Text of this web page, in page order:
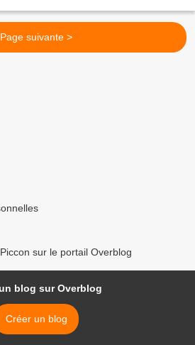
Page suivante >
sur le portail Overblog
blog sur Overblog
Créer un blog